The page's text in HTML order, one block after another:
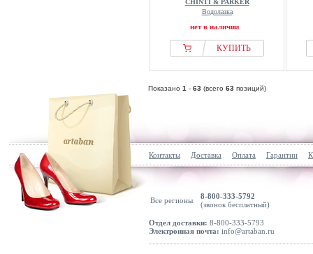
CHINTI & PARKER
Водолазка
нет в наличии
КУПИТЬ
Показано 1 - 63 (всего 63 позиций)
Контакты Доставка Оплата Гарантии
Все регионы
8-800-333-5792
(звонок бесплатный)
Отдел доставки: 8-800-333-5793
Электронная почта: info@artaban.ru